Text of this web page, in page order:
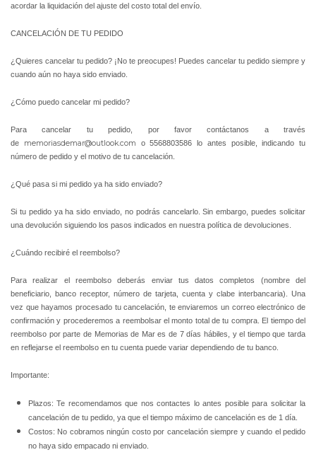
acordar la liquidación del ajuste del costo total del envío.
CANCELACIÓN DE TU PEDIDO
¿Quieres cancelar tu pedido? ¡No te preocupes! Puedes cancelar tu pedido siempre y
cuando aún no haya sido enviado.
¿Cómo puedo cancelar mi pedido?
Para cancelar tu pedido, por favor contáctanos a través
de
memoriasdemar@outlook.com o 5568803586 lo antes posible, indicando tu
número de pedido y el motivo de tu cancelación.
¿Qué pasa si mi pedido ya ha sido enviado?
Si tu pedido ya ha sido enviado, no podrás cancelarlo. Sin embargo, puedes solicitar
una devolución siguiendo los pasos indicados en nuestra política de devoluciones.
¿Cuándo recibiré el reembolso?
Para realizar el reembolso deberás enviar tus datos completos (nombre del
beneficiario, banco receptor, número de tarjeta, cuenta y clabe interbancaria). Una
vez que hayamos procesado tu cancelación, te enviaremos un correo electrónico de
confirmación y procederemos a reembolsar el monto total de tu compra. El tiempo del
reembolso por parte de Memorias de Mar es de 7 días hábiles, y el tiempo que tarda
en reflejarse el reembolso en tu cuenta puede variar dependiendo de tu banco.
Importante:
Plazos: Te recomendamos que nos contactes lo antes posible para solicitar la
cancelación de tu pedido, ya que el tiempo máximo de cancelación es de 1 día.
Costos: No cobramos ningún costo por cancelación siempre y cuando el pedido
no haya sido empacado ni enviado.